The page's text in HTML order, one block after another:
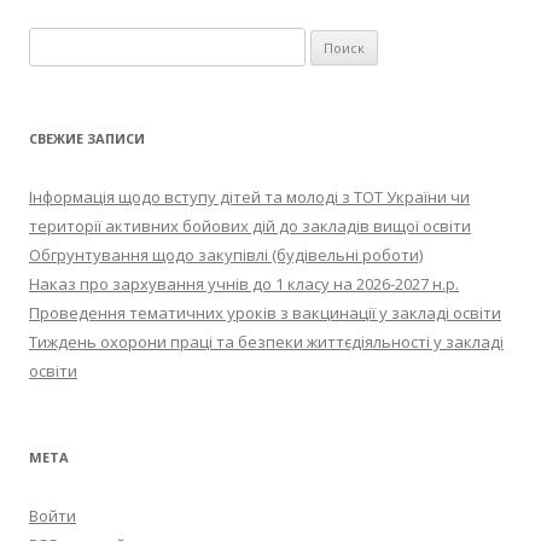
СВЕЖИЕ ЗАПИСИ
Інформація щодо вступу дітей та молоді з ТОТ України чи
території активних бойових дій до закладів вищої освіти
Обгрунтування щодо закупівлі (будівельні роботи)
Наказ про зархування учнів до 1 класу на 2026-2027 н.р.
Проведення тематичних уроків з вакцинації у закладі освіти
Тиждень охорони праці та безпеки життєдіяльності у закладі
освіти
МЕТА
Войти